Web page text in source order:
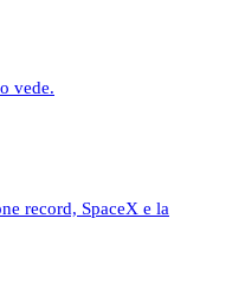
vede.
record, SpaceX e la